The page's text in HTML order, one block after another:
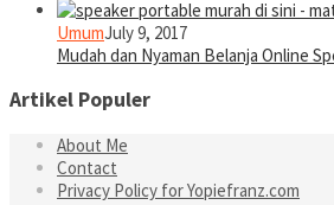
UmumJuly 9, 2017
Mudah dan Nyaman Belanja Online
Artikel Populer
About Me
Contact
Privacy Policy for Yopiefranz.com